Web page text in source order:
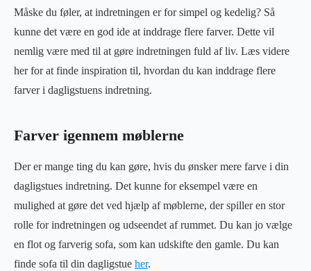
Måske du føler, at indretningen er for simpel og kedelig? Så
kunne det være en god ide at inddrage flere farver. Dette vil
nemlig være med til at gøre indretningen fuld af liv. Læs videre
her for at finde inspiration til, hvordan du kan inddrage flere
farver i dagligstuens indretning.
Farver igennem møblerne
Der er mange ting du kan gøre, hvis du ønsker mere farve i din
dagligstues indretning. Det kunne for eksempel være en
mulighed at gøre det ved hjælp af møblerne, der spiller en stor
rolle for indretningen og udseendet af rummet. Du kan jo vælge
en flot og farverig sofa, som kan udskifte den gamle. Du kan
finde sofa til din dagligstue her.